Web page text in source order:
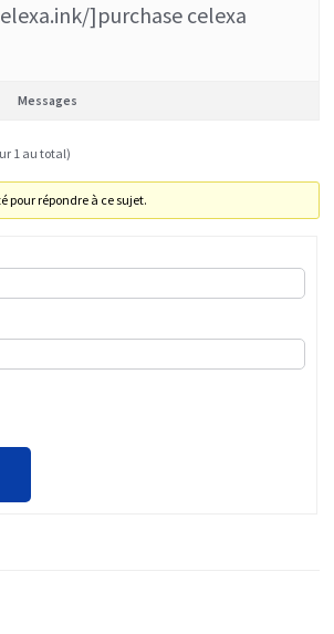
]purchase celexa
Messages
1 au total)
pour répondre à ce sujet.